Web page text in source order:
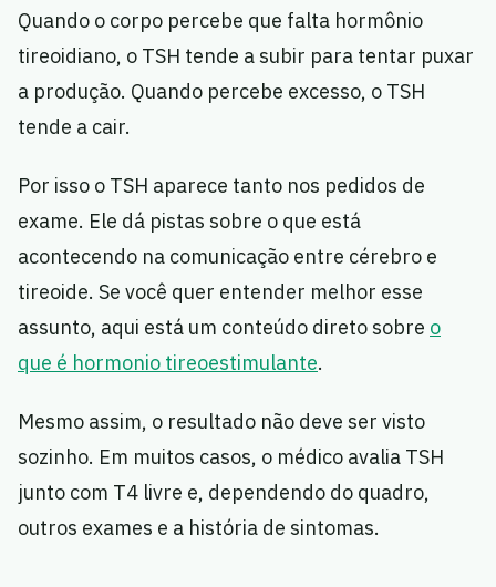
Quando o corpo percebe que falta hormônio
tireoidiano, o TSH tende a subir para tentar puxar
a produção. Quando percebe excesso, o TSH
tende a cair.
Por isso o TSH aparece tanto nos pedidos de
exame. Ele dá pistas sobre o que está
acontecendo na comunicação entre cérebro e
tireoide. Se você quer entender melhor esse
assunto, aqui está um conteúdo direto sobre o
que é hormonio tireoestimulante.
Mesmo assim, o resultado não deve ser visto
sozinho. Em muitos casos, o médico avalia TSH
junto com T4 livre e, dependendo do quadro,
outros exames e a história de sintomas.